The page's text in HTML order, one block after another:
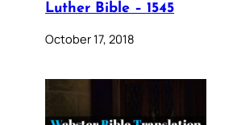
Luther Bible – 1545
October 17, 2018